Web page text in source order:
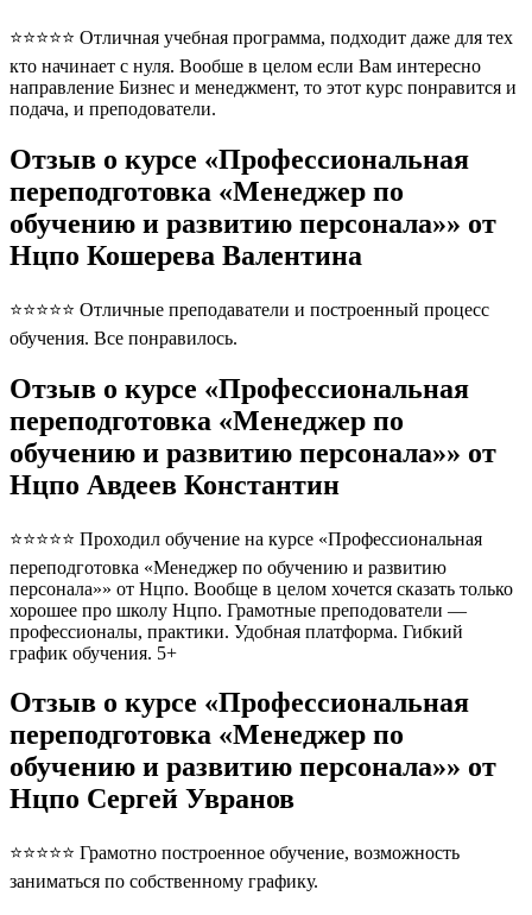
⭐⭐⭐⭐⭐ Отличная учебная программа, подходит даже для тех
кто начинает с нуля. Вообше в целом если Вам интересно
направление Бизнес и менеджмент, то этот курс понравится и
подача, и преподователи.
Отзыв о курсе «Профессиональная
переподготовка «Менеджер по
обучению и развитию персонала»» от
Нцпо Кошерева Валентина
⭐⭐⭐⭐⭐ Отличные преподаватели и построенный процесс
обучения. Все понравилось.
Отзыв о курсе «Профессиональная
переподготовка «Менеджер по
обучению и развитию персонала»» от
Нцпо Авдеев Константин
⭐⭐⭐⭐⭐ Проходил обучение на курсе «Профессиональная
переподготовка «Менеджер по обучению и развитию
персонала»» от Нцпо. Вообще в целом хочется сказать только
хорошее про школу Нцпо. Грамотные преподователи —
профессионалы, практики. Удобная платформа. Гибкий
график обучения. 5+
Отзыв о курсе «Профессиональная
переподготовка «Менеджер по
обучению и развитию персонала»» от
Нцпо Сергей Увранов
⭐⭐⭐⭐⭐ Грамотно построенное обучение, возможность
заниматься по собственному графику.